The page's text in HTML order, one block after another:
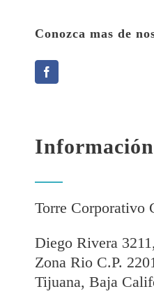
Conozca mas de
Torre Corporativo
Diego Rivera
Zona Rio C.P.
Tijuana, Baja